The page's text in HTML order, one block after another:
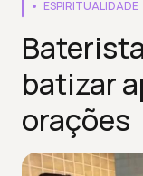
ESPIRITUALIDADE
batizar
orações